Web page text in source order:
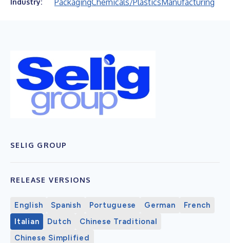
Industry: PackagingChemicals/Plastics Manufacturing
SELIG GROUP
RELEASE VERSIONS
English Spanish Portuguese German
French
Italian
Dutch
Chinese Traditional
Chinese Simplified